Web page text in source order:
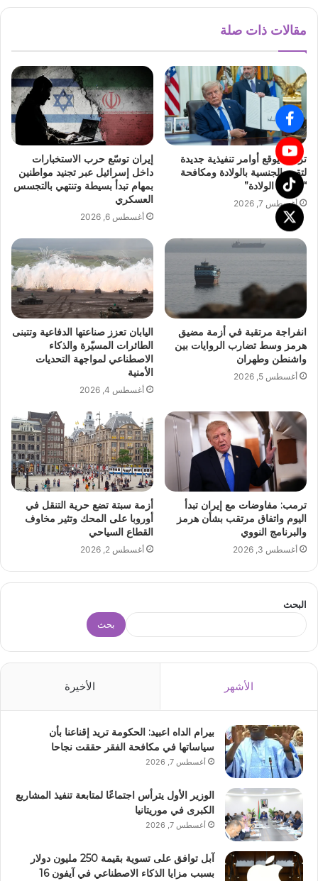
مقالات ذات صلة
ترمب يوقع أوامر تنفيذية جديدة
لتقييد الجنسية بالولادة ومكافحة
“سياحة الولادة”
أغسطس 7, 2026
إيران توسّع حرب الاستخبارات
داخل إسرائيل عبر تجنيد مواطنين
بمهام تبدأ بسيطة وتنتهي بالتجسس
العسكري
أغسطس 6, 2026
انفراجة مرتقبة في أزمة مضيق
هرمز وسط تضارب الروايات بين
واشنطن وطهران
أغسطس 5, 2026
اليابان تعزز صناعتها الدفاعية وتتبنى
الطائرات المسيّرة والذكاء
الاصطناعي لمواجهة التحديات
الأمنية
أغسطس 4, 2026
ترمب: مفاوضات مع إيران تبدأ
اليوم واتفاق مرتقب بشأن هرمز
والبرنامج النووي
أغسطس 3, 2026
أزمة سبتة تضع حرية التنقل في
أوروبا على المحك وتثير مخاوف
القطاع السياحي
أغسطس 2, 2026
البحث
بحث
الأشهر الأخيرة
بيرام الداه اعبيد: الحكومة تريد إقناعنا بأن
سياساتها في مكافحة الفقر حققت نجاحا
أغسطس 7, 2026
الوزير الأول يترأس اجتماعًا لمتابعة تنفيذ المشاريع
الكبرى في موريتانيا
أغسطس 7, 2026
آبل توافق على تسوية بقيمة 250 مليون دولار
بسبب مزايا الذكاء الاصطناعي في آيفون 16